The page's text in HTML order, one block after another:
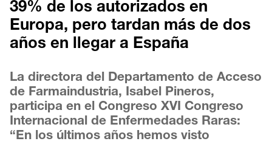
39% de los autorizados en
Europa, pero tardan más de dos
años en llegar a España
La directora del Departamento de Acceso
de Farmaindustria, Isabel Pineros,
participa en el Congreso XVI Congreso
Internacional de Enfermedades Raras:
“En los últimos años hemos visto